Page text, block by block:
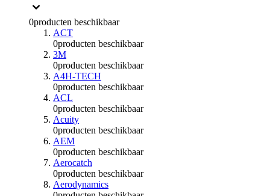
0producten beschikbaar
ACT
0producten beschikbaar
3M
0producten beschikbaar
A4H-TECH
0producten beschikbaar
ACL
0producten beschikbaar
Acuity
0producten beschikbaar
AEM
0producten beschikbaar
Aerocatch
0producten beschikbaar
Aerodynamics